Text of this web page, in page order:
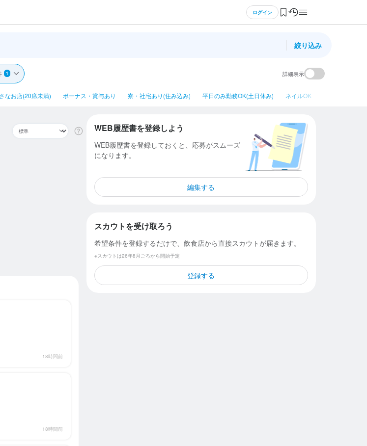
ログイン
絞り込み
1 詳細表示
なお店(20席未満) ボーナス・賞与あり 寮・社宅あり(住み込み) 平日のみ勤務OK(土日休み) ネイルOK
18時間前
18時間前
WEB履歴書を登録しよう
WEB履歴書を登録しておくと、応募がスムーズ
になります。
編集する
スカウトを受け取ろう
希望条件を登録するだけで、飲食店から直接スカウトが届きます。
※スカウトは26年8月ごろから開始予定
登録する